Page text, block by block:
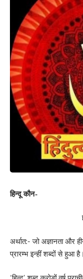
हिन्दू कौन-
अर्थात:- जो अज्ञानता और
प्रारम्भ इन्हीं शब्दों से हुआ है।